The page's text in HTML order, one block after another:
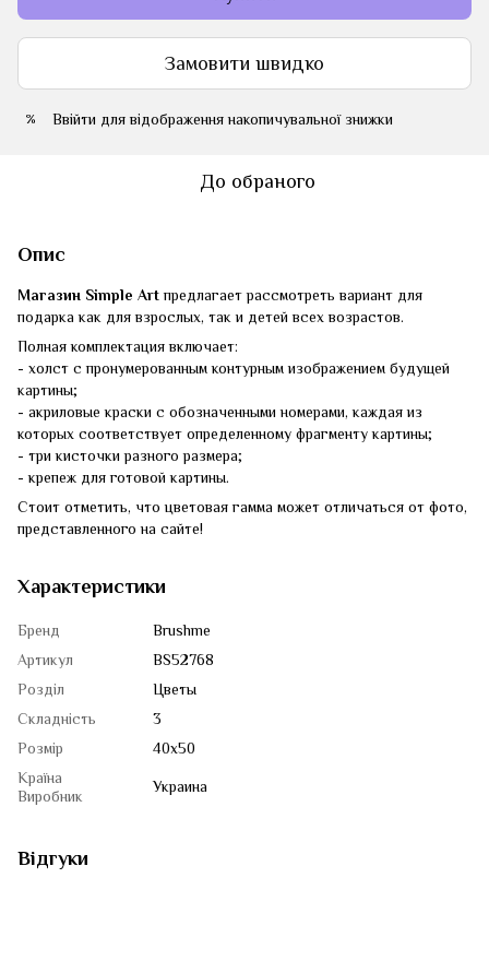
Замовити швидко
% Ввійти для відображення накопичувальної знижки
До обраного
Опис
Магазин Simple Artпредлагает рассмотреть вариант для
подарка как для взрослых, так и детей всех возрастов.
Полная комплектация включает:
- холст с пронумерованным контурным изображением будущей
картины;
- акриловые краски с обозначенными номерами, каждая из
которых соответствует определенному фрагменту картины;
- три кисточки разного размера;
- крепеж для готовой картины.
Стоит отметить, что цветовая гамма может отличаться от фото,
представленного на сайте!
Характеристики
Бренд
Brushme
Артикул
BS52768
Розділ
Цветы
Складність
3
Розмір
40x50
Країна
Виробник
Украина
Відгуки